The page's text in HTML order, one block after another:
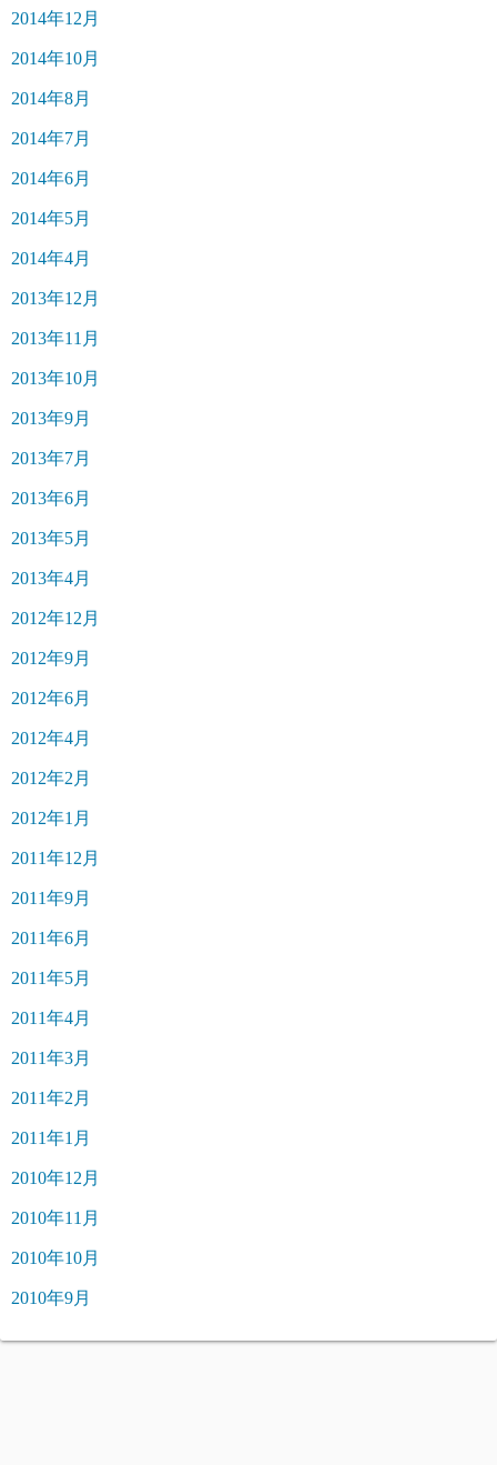
2014年12月
2014年10月
2014年8月
2014年7月
2014年6月
2014年5月
2014年4月
2013年12月
2013年11月
2013年10月
2013年9月
2013年7月
2013年6月
2013年5月
2013年4月
2012年12月
2012年9月
2012年6月
2012年4月
2012年2月
2012年1月
2011年12月
2011年9月
2011年6月
2011年5月
2011年4月
2011年3月
2011年2月
2011年1月
2010年12月
2010年11月
2010年10月
2010年9月